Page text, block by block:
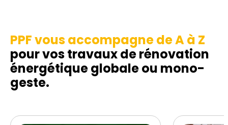
PPF vous accompagne de A à Z
pour vos travaux de rénovation
énergétique globale ou mono-
geste.